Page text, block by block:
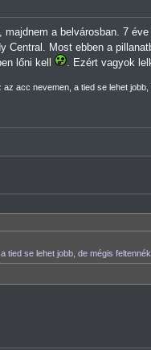
a belvárosban. 7 éve
Most ebben a
lőni kell
. Ezért vagyok
acc nevemen, a tied se lehet
se lehet jobb, de mégis